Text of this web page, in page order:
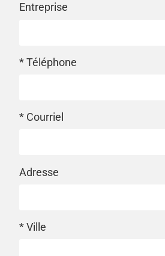
Entreprise
* Téléphone
* Courriel
Adresse
* Ville